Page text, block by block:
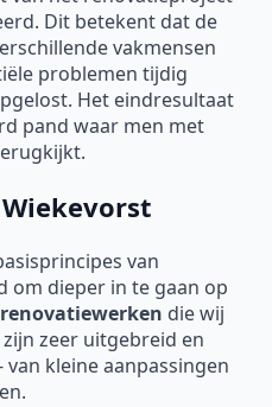
Dit betekent dat de
vakmensen
problemen tijdig
Het eindresultaat
pand waar men met
van
om dieper in te gaan op
renovatiewerken die wij
zeer uitgebreid en
kleine aanpassingen